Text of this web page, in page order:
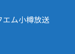
ム小樽放送